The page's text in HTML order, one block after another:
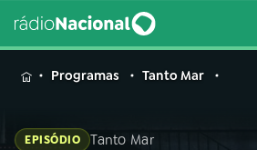
MENUProgramas Tanto Mar
EPISÓDIO Tanto Mar